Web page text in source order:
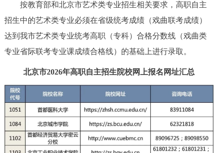
按教育部和北京市艺术类专业招生相关要求，高职自主
招生中的艺术类专业必须在省级统考成绩（戏曲联考成绩）
达到我市艺术类专业统考高职（专科）合格分数线（戏曲类
专业省际联考专业课成绩合格线）的基础上进行录取。
北京市2026年高职自主招生院校网上报名网址汇总